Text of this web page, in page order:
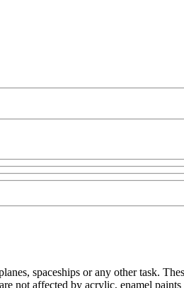
spaceships or any other task.
not affected by acrylic, enamel